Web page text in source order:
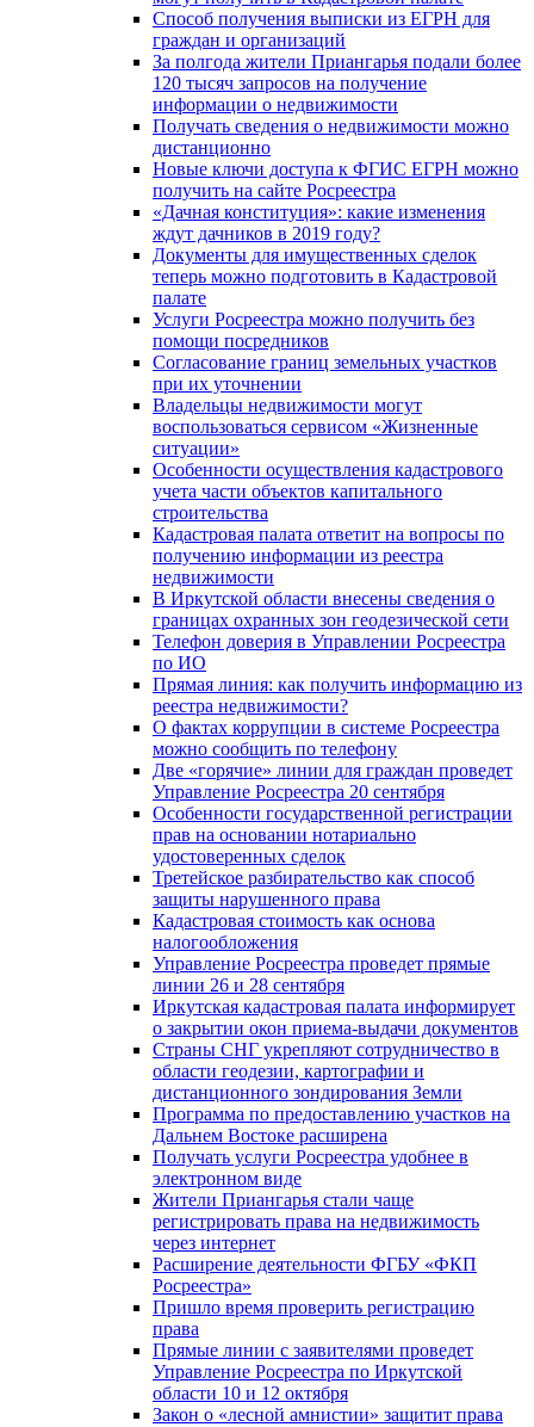
Способ получения выписки из ЕГРН для
граждан и организаций
За полгода жители Приангарья подали более
120 тысяч запросов на получение
информации о недвижимости
Получать сведения о недвижимости можно
дистанционно
Новые ключи доступа к ФГИС ЕГРН можно
получить на сайте Росреестра
«Дачная конституция»: какие изменения
ждут дачников в 2019 году?
Документы для имущественных сделок
теперь можно подготовить в Кадастровой
палате
Услуги Росреестра можно получить без
помощи посредников
Согласование границ земельных участков
при их уточнении
Владельцы недвижимости могут
воспользоваться сервисом «Жизненные
ситуации»
Особенности осуществления кадастрового
учета части объектов капитального
строительства
Кадастровая палата ответит на вопросы по
получению информации из реестра
недвижимости
В Иркутской области внесены сведения о
границах охранных зон геодезической сети
Телефон доверия в Управлении Росреестра
по ИО
Прямая линия: как получить информацию из
реестра недвижимости?
О фактах коррупции в системе Росреестра
можно сообщить по телефону
Две «горячие» линии для граждан проведет
Управление Росреестра 20 сентября
Особенности государственной регистрации
прав на основании нотариально
удостоверенных сделок
Третейское разбирательство как способ
защиты нарушенного права
Кадастровая стоимость как основа
налогообложения
Управление Росреестра проведет прямые
линии 26 и 28 сентября
Иркутская кадастровая палата информирует
о закрытии окон приема-выдачи документов
Страны СНГ укрепляют сотрудничество в
области геодезии, картографии и
дистанционного зондирования Земли
Программа по предоставлению участков на
Дальнем Востоке расширена
Получать услуги Росреестра удобнее в
электронном виде
Жители Приангарья стали чаще
регистрировать права на недвижимость
через интернет
Расширение деятельности ФГБУ «ФКП
Росреестра»
Пришло время проверить регистрацию
права
Прямые линии с заявителями проведет
Управление Росреестра по Иркутской
области 10 и 12 октября
Закон о «лесной амнистии» защитит права